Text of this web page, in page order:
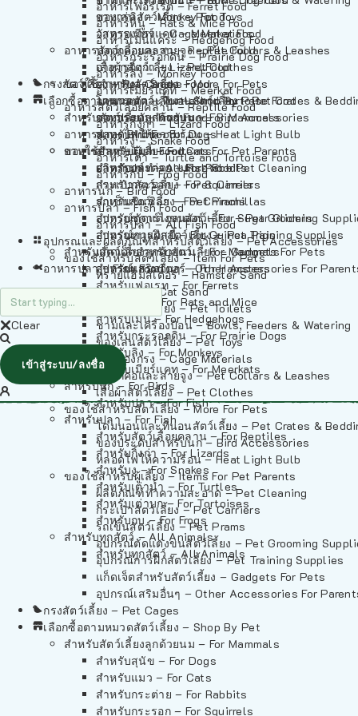
อาหารเฟอร์เร็ต – Ferret Food
อาหารหนู – Rats & Mice Food
อาหารเม่นแคระ – Hedgehog Food
อาหารกระรอกดิน – Prairie Dog Food
อาหารลิง – Monkey Food
อาหารเมียร์แคท – Meerkat Food
อาหารสัตว์เลี้อยคลาน – Reptile Food
อาหารกิ้งก่า – Lizard Food
อาหารงู – Snake Food
อาหารเต่า – Turtle and Tortoise Food
อาหารกบ – Frog Food
อาหารนก – Bird Food
อาหารปลา – Fish Food
อาหารปลา – All Fish Food
อุปกรณและผลิตภัณฑ์สำหรับสัตว์เลี้ยง – Pet Accessories
ของใช้สำหรับสัตว์เลี้ยง – Item For Pets
ทรายแฮมสเตอร์ – Hamster Sand
ทรายแมว – Cat Sand
ห้องน้ำสัตว์เลี้ยง – Pet Toilets
ชามและเครื่องป้อน – Bowls, Feeders & Watering
ของเล่นสัตว์เลี้ยง – Pet Toys
วัสดุรองกรง – Cage Materials
ปลอกคอและสายจูง – Pet Collars & Leashes
เสื้อผ้าสัตว์เลี้ยง – Pet Clothes
ของใช้สำหรับสัตว์เลี้ยง – More For Pets
โดมนอนและที่นอนสัตว์เลี้ยง – Pet Crates &
ของประดับสำหรับนก – Bird Accessories
หลอดไฟให้ความร้อน – Heat Light Bulb
ของใช้สำหรับผู้เลี้ยง – Items For Pet Parents
ผลิตภัณฑ์ทำความสะอาด – Pet Cleaning
กระเป๋าสัตว์เลี้ยง – Pet Carriers
รถเข็นสัตว์เลี้ยง – Pet Prams
อุปกรณ์ตัดแต่งขนสัตว์เลี้ยง – Pet Grooming
อุปกรณ์การฝึกสัตว์เลี้ยง – Pet Training Supplies
แก็ดเจ็ตสำหรับสัตว์เลี้ยง – Gadgets For Pets
อุปกรณ์เสริมอื่นๆ – Other Accessories For
กรงสัตว์เลี้ยง – Pet Cages
เลือกซื้อตามหมวดสัตว์เลี้ยง – Shop By Pet
สำหรับสัตว์เลี้ยงลูกด้วยนม – For Mammals
สำหรับสุนัข – For Dogs
สำหรับแมว – For Cats
สำหรับกระต่าย – For Rabbits
สำหรับกระรอก – For Squirrels
อาหารลิง – Monkey Food
อาหารเมียร์แคท – Meerkat Food
อาหารสัตว์เลี้อยคลาน – Reptile Food
อาหารกิ้งก่า – Lizard Food
อาหารงู – Snake Food
อาหารเต่า – Turtle and Tortoise Food
อาหารกบ – Frog Food
อาหารนก – Bird Food
อาหารปลา – Fish Food
อาหารปลา – All Fish Food
ของเล่นสัตว์เลี้ยง – Pet Toys
วัสดุรองกรง – Cage Materials
ปลอกคอและสายจูง – Pet Collars & Leashes
เสื้อผ้าสัตว์เลี้ยง – Pet Clothes
ของใช้สำหรับสัตว์เลี้ยง – More For Pets
โดมนอนและที่นอนสัตว์เลี้ยง – Pet Crates &
ของประดับสำหรับนก – Bird Accessories
หลอดไฟให้ความร้อน – Heat Light Bulb
ของใช้สำหรับผู้เลี้ยง – Items For Pet Parents
ผลิตภัณฑ์ทำความสะอาด – Pet Cleaning
กระเป๋าสัตว์เลี้ยง – Pet Carriers
รถเข็นสัตว์เลี้ยง – Pet Prams
อุปกรณ์ตัดแต่งขนสัตว์เลี้ยง – Pet Grooming
อุปกรณ์การฝึกสัตว์เลี้ยง – Pet Training Supplies
แก็ดเจ็ตสำหรับสัตว์เลี้ยง – Gadgets For Pets
อุปกรณ์เสริมอื่นๆ – Other Accessories For
กรงสัตว์เลี้ยง – Pet Cages
เลือกซื้อตามหมวดสัตว์เลี้ยง – Shop By Pet
สำหรับสัตว์เลี้ยงลูกด้วยนม – For Mammals
สำหรับสุนัข – For Dogs
สำหรับแมว – For Cats
สำหรับกระต่าย – For Rabbits
สำหรับกระรอก – For Squirrels
สำหรับชินชิล่า – For Chinchillas
สำหรับชูการ์ไกลเดอร์ – For Sugar Gliders
สำหรับหนูแกสบี้ – For Guinea Pigs
สำหรับสัตว์เลี้ยงลูกด้วยนม – For Mammals
สำหรับแฮมสเตอร์ – For Hamsters
สำหรับเฟอเรท – For Ferrets
สำหรับหนู – For Rats and Mice
สำหรับเม่น – For Hedgehogs
สำหรับกระรอกดิน – For Prairie Dogs
สำหรับลิง – For Monkeys
สำหรับเมียร์แคท – For Meerkats
สำหรับนก – For Birds
สำหรับปลา – For Fish
สำหรับปลา – For Fish
สำหรับสัตว์เลื้อยคลาน – For Reptiles
สำหรับกิ้งก่า – For Lizards
สำหรับงู – For Snakes
สำหรับเต่าน้ำ – For Turtles
สำหรับเต่าบก – For Tortoises
สำหรับกบ – For Frogs
สำหรับทุกสัตว์ – All Animals
สำหรับทุกสัตว์ – All Animals
อาหารปลา – Fish Food
Clear
เข้าสู่ระบบ/ลงชื่อ